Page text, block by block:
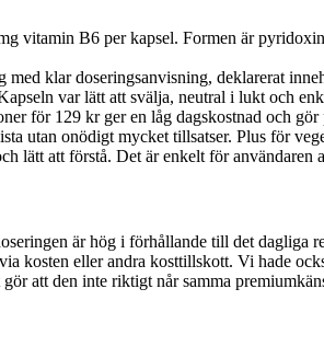
vitamin B6 per kapsel. Formen är
klar doseringsanvisning, deklarerat
var lätt att svälja, neutral i lukt och
för 129 kr ger en låg dagskostnad och
utan onödigt mycket tillsatser. Plus för
lätt att förstå. Det är enkelt för användaren
är hög i förhållande till det
kosten eller andra kosttillskott. Vi hade
att den inte riktigt når samma